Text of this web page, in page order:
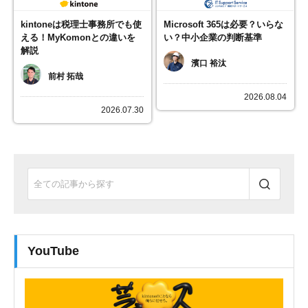
kintoneは税理士事務所でも使
える！MyKomonとの違いを
解説
前村 拓哉
2026.07.30
Microsoft 365は必要？いらな
い？中小企業の判断基準
濱口 裕汰
2026.08.04
YouTube